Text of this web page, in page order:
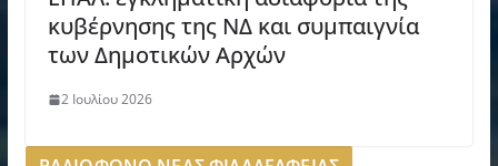
κυβέρνησης της ΝΔ και συμπαιγνία
των Δημοτικών Αρχών
2 Ιουλίου 2026